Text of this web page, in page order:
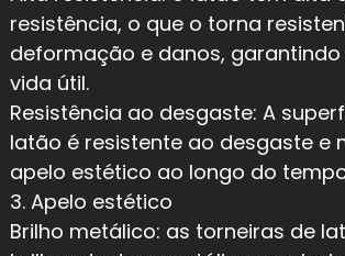
resistência, o que o torna
deformação e danos,
vida útil.
Resistência ao desgaste: A
latão é resistente ao desgaste e
apelo estético ao longo do
3. Apelo estético
Brilho metálico: as torneiras de